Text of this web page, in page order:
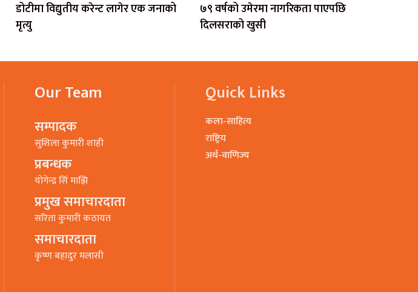
डोटीमा विद्युतीय करेन्ट लागेर एक जनाको
मृत्यु
७९ वर्षको उमेरमा नागरिकता पाएपछि
दिलसराको खुसी
Our Team
सम्पादक
सुशिला कुमारी शाही
प्रबन्धक
याेगेन्द्र सिं माझि
प्रमुख समाचारदाता
सरिता कुमारी कठायत
समाचारदाता
कृष्ण बहादुर मलासी
Quick Links
कला-साहित्य
राष्ट्रिय
अर्थ-वाणिज्य